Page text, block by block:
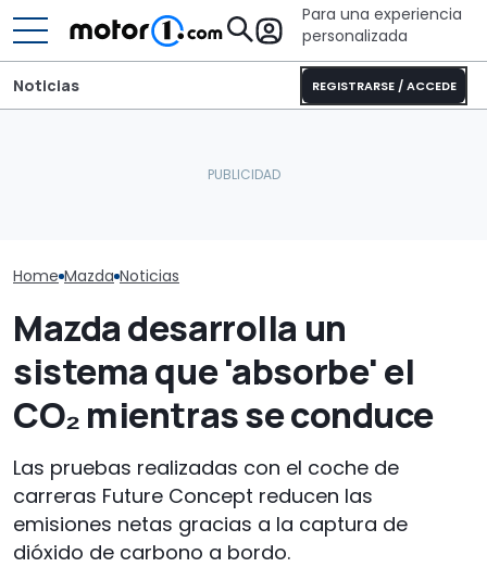
Para una experiencia
personalizada
REGISTRARSE / ACCEDE
Noticias
Home Mazda Noticias
Mazda desarrolla un
sistema que 'absorbe' el
CO₂ mientras se conduce
Las pruebas realizadas con el coche de
carreras Future Concept reducen las
emisiones netas gracias a la captura de
dióxido de carbono a bordo.